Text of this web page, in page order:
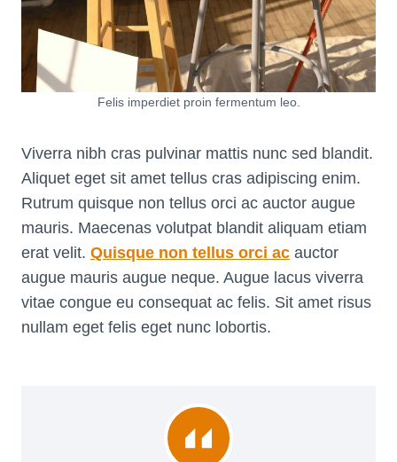
Felis imperdiet proin fermentum leo.
Viverra nibh cras pulvinar mattis nunc sed blandit.
Aliquet eget sit amet tellus cras adipiscing enim.
Rutrum quisque non tellus orci ac auctor augue
mauris. Maecenas volutpat blandit aliquam etiam
erat velit. Quisque non tellus orci ac auctor
augue mauris augue neque. Augue lacus viverra
vitae congue eu consequat ac felis. Sit amet risus
nullam eget felis eget nunc lobortis.